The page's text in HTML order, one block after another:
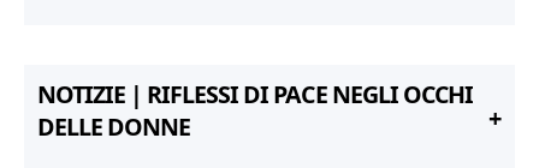
NOTIZIE | RIFLESSI DI PACE NEGLI OCCHI
DELLE DONNE